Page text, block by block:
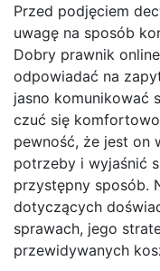
Przed podjęciem
uwagę na sposób
Dobry prawnik
odpowiadać na
jasno komunikować
czuć się
pewność, że jest on
potrzeby i wyjaśnić
przystępny sposób.
dotyczących
sprawach, jego
przewidywanych